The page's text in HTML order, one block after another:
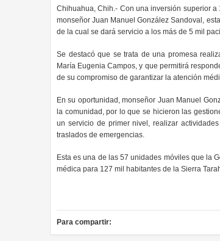
Chihuahua, Chih.- Con una inversión superior a
monseñor Juan Manuel González Sandoval,
de la cual se dará servicio a los más de 5 mil
Se destacó que se trata de una promesa
María Eugenia Campos, y que permitirá
de su compromiso de garantizar la atención
En su oportunidad, monseñor Juan Manuel
la comunidad, por lo que se hicieron las
un servicio de primer nivel, realizar
traslados de emergencias.
Esta es una de las 57 unidades móviles que la
médica para 127 mil habitantes de la Sierra
Para compartir: